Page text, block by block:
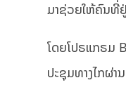
ມາຊ່ວຍໃຫ້ຄົນທີ່
ໂດຍໂປຣແກຣມ
ປະຊຸມທາງໄກຜ່